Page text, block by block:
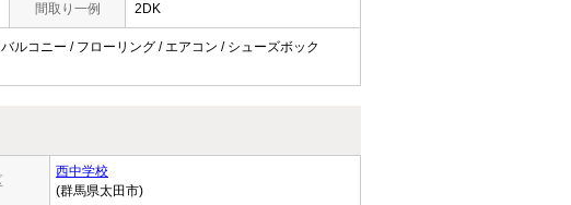
間取り一例 2DK
ルコニー / フローリング / エアコン / シューズボック
西中学校
(群馬県太田市)